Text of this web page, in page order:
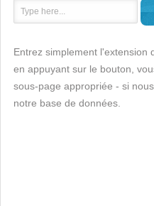
Entrez simplement l'extension
en appuyant sur le bouton,
sous-page appropriée - si
notre base de données.